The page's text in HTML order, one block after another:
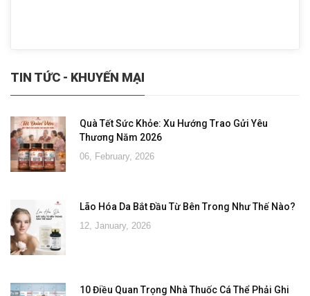
TIN TỨC - KHUYẾN MẠI
Quà Tết Sức Khỏe: Xu Hướng Trao Gửi Yêu
Thương Năm 2026
06, February, 2026
Lão Hóa Da Bắt Đầu Từ Bên Trong Như Thế Nào?
12, January, 2026
10 Điều Quan Trọng Nhà Thuốc Cá Thể Phải Ghi